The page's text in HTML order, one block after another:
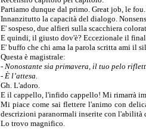
Partiamo dunque dal primo. Great job, le fou.
Innanzitutto la capacità del dialogo.
E' sospeso, due alfieri sulla scacchiera
E quindi, il giusto dov'è? Eccezionale il
E' buffo che chi ama la parola scritta ami il
Questa è magistrale:
- Nonostante sia primavera, il tuo pelo
- È l’attesa.
Gh. L'adoro.
E il cappello, l'infido cappello! Mi rimarrà
Mi piace come sai flettere l'animo con
descrizioni paranormali inserite con l'abilità
Lo trovo magnifico.